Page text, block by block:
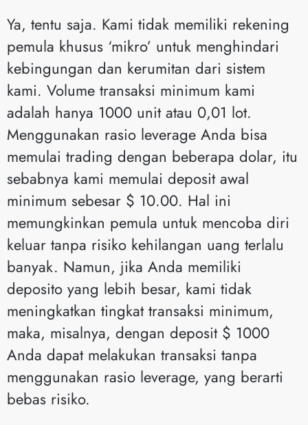
Ya, tentu saja. Kami tidak memiliki rekening
pemula khusus ‘mikro’ untuk menghindari
kebingungan dan kerumitan dari sistem
kami. Volume transaksi minimum kami
adalah hanya 1000 unit atau 0,01 lot.
Menggunakan rasio leverage Anda bisa
memulai trading dengan beberapa dolar, itu
sebabnya kami memulai deposit awal
minimum sebesar $ 10.00. Hal ini
memungkinkan pemula untuk mencoba diri
keluar tanpa risiko kehilangan uang terlalu
banyak. Namun, jika Anda memiliki
deposito yang lebih besar, kami tidak
meningkatkan tingkat transaksi minimum,
maka, misalnya, dengan deposit $ 1000
Anda dapat melakukan transaksi tanpa
menggunakan rasio leverage, yang berarti
bebas risiko.